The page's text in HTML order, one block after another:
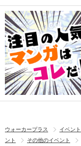
ウォーカープラス イベント
ント
その他のイベント